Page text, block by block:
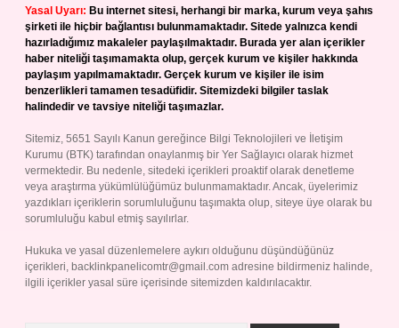
Yasal Uyarı: Bu internet sitesi, herhangi bir marka, kurum veya şahıs
şirketi ile hiçbir bağlantısı bulunmamaktadır. Sitede yalnızca kendi
hazırladığımız makaleler paylaşılmaktadır. Burada yer alan içerikler
haber niteliği taşımamakta olup, gerçek kurum ve kişiler hakkında
paylaşım yapılmamaktadır. Gerçek kurum ve kişiler ile isim
benzerlikleri tamamen tesadüfidir. Sitemizdeki bilgiler taslak
halindedir ve tavsiye niteliği taşımazlar.
Sitemiz, 5651 Sayılı Kanun gereğince Bilgi Teknolojileri ve İletişim
Kurumu (BTK) tarafından onaylanmış bir Yer Sağlayıcı olarak hizmet
vermektedir. Bu nedenle, sitedeki içerikleri proaktif olarak denetleme
veya araştırma yükümlülüğümüz bulunmamaktadır. Ancak, üyelerimiz
yazdıkları içeriklerin sorumluluğunu taşımakta olup, siteye üye olarak bu
sorumluluğu kabul etmiş sayılırlar.
Hukuka ve yasal düzenlemelere aykırı olduğunu düşündüğünüz
içerikleri, backlinkpanelicomtr@gmail.com adresine bildirmeniz halinde,
ilgili içerikler yasal süre içerisinde sitemizden kaldırılacaktır.